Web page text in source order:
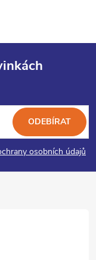
osobních údajů
ODEBÍRAT